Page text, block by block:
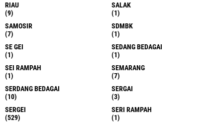
RIAU
(9)
SALAK
(1)
SAMOSIR
(7)
SDMBK
(1)
SE GEI
(1)
SEDANG BEDAGAI
(1)
SEI RAMPAH
(1)
SEMARANG
(7)
SERDANG BEDAGAI
(10)
SERGAI
(3)
SERGEI
(529)
SERI RAMPAH
(1)